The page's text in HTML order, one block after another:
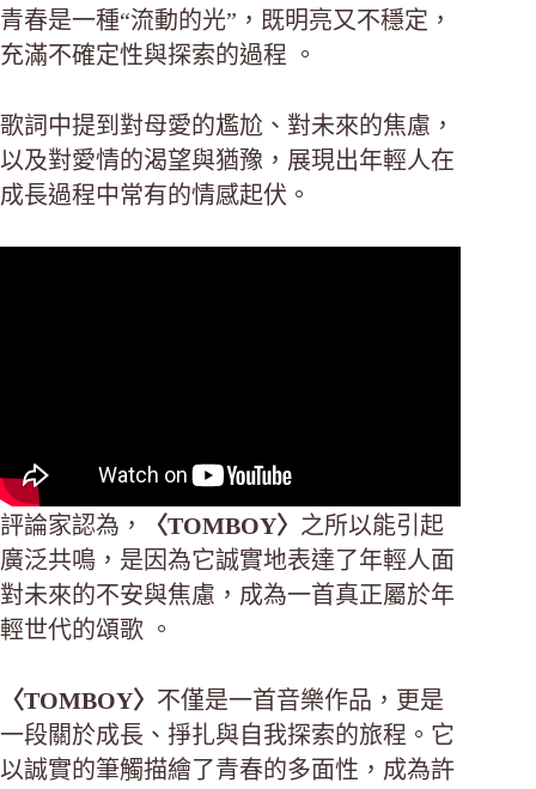
青春是一種“流動的光”，既明亮又不穩定，
充滿不確定性與探索的過程 。
歌詞中提到對母愛的尷尬、對未來的焦慮，
以及對愛情的渴望與猶豫，展現出年輕人在
成長過程中常有的情感起伏。
評論家認為， 〈TOMBOY〉 之所以能引起
廣泛共鳴，是因為它誠實地表達了年輕人面
對未來的不安與焦慮，成為一首真正屬於年
輕世代的頌歌 。
〈TOMBOY〉 不僅是一首音樂作品，更是
一段關於成長、掙扎與自我探索的旅程。它
以誠實的筆觸描繪了青春的多面性，成為許